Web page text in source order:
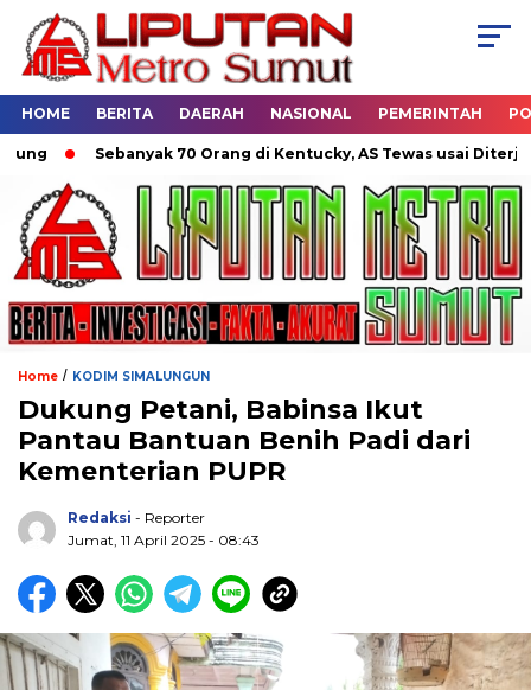
HOME BERITA DAERAH NASIONAL PEMERINTAH
Sebanyak 70 Orang di Kentucky, AS Tewas usai Diterjang
Home / KODIM SIMALUNGUN
Dukung Petani, Babinsa Ikut
Pantau Bantuan Benih Padi dari
Kementerian PUPR
Redaksi - Reporter
Jumat, 11 April 2025 - 08:43